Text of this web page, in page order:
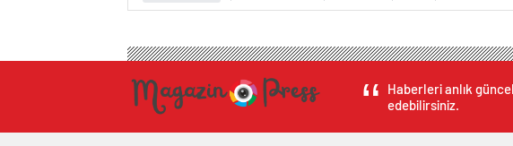
Haberleri anlık
edebilirsiniz.